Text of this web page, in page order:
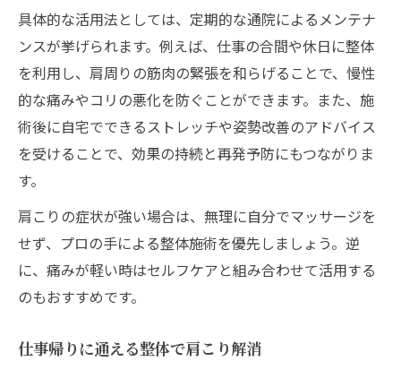
具体的な活用法としては、定期的な通院によるメンテナ
ンスが挙げられます。例えば、仕事の合間や休日に整体
を利用し、肩周りの筋肉の緊張を和らげることで、慢性
的な痛みやコリの悪化を防ぐことができます。また、施
術後に自宅でできるストレッチや姿勢改善のアドバイス
を受けることで、効果の持続と再発予防にもつながりま
す。
肩こりの症状が強い場合は、無理に自分でマッサージを
せず、プロの手による整体施術を優先しましょう。逆
に、痛みが軽い時はセルフケアと組み合わせて活用する
のもおすすめです。
仕事帰りに通える整体で肩こり解消